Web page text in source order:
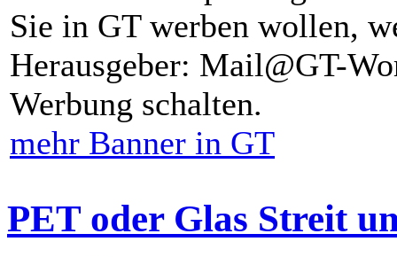
Sie in GT werben wollen,
Herausgeber: Mail@GT-
Werbung schalten.
mehr Banner in GT
PET oder Glas Streit